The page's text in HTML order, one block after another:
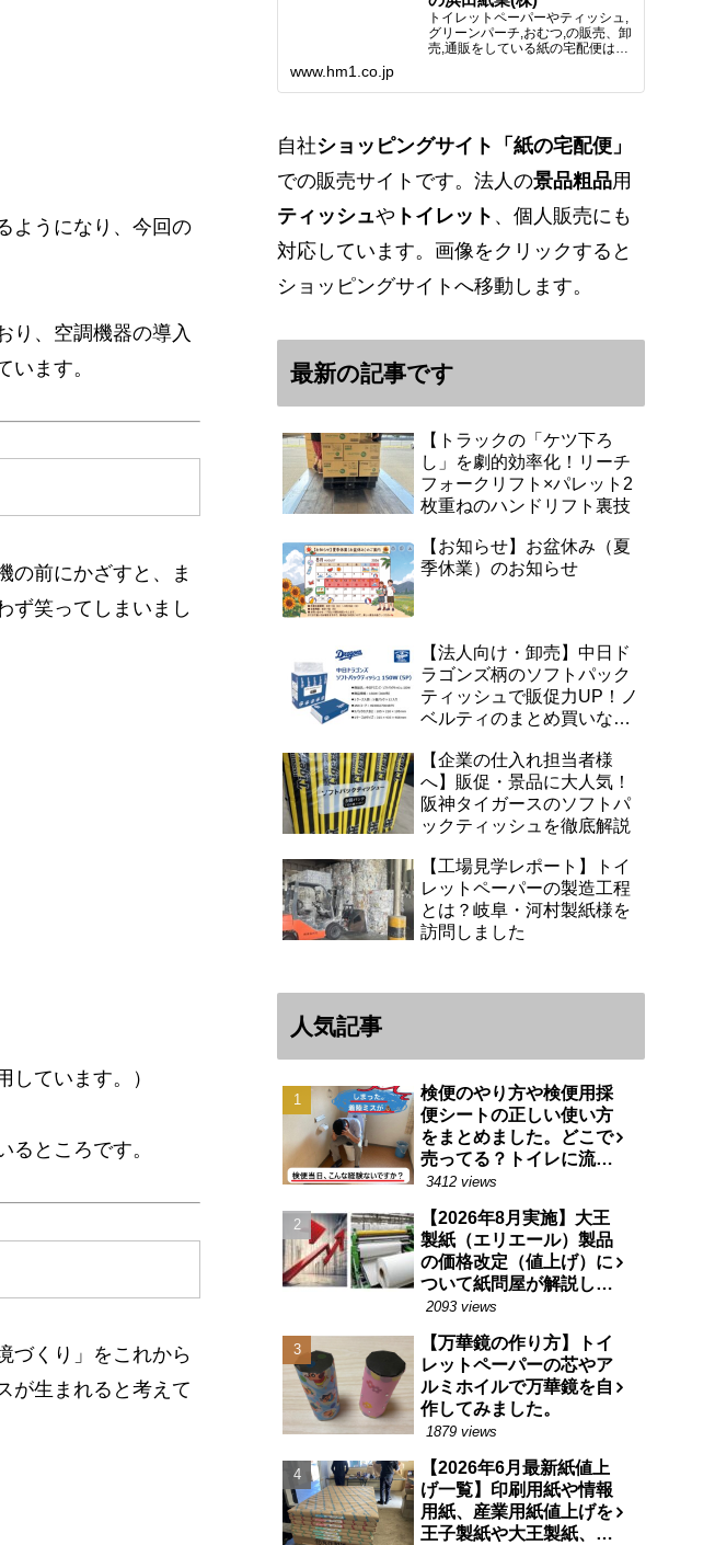
ようになり、今回の
り、空調機器の導入
ます。
の前にかざすと、ま
ず笑ってしまいまし
ています。）
ところです。
づくり」をこれから
が生まれると考えて
トイレットペーパーやティッシュ,
グリーンパーチ,おむつ,の販売、卸
売,通販をしている紙の宅配便は創
ト決済各種対応しています。歴史
www.hm1.co.jp
自社ショッピングサイト「紙の宅配便」
での販売サイトです。法人の景品粗品用
ティッシュや トイレット 、個人販売にも
対応しています。画像をクリックすると
ショッピングサイトへ移動します。
最新の記事です
【トラックの「ケツ下ろ
し」を劇的効率化！リーチ
フォークリフト×パレット2
枚重ねのハンドリフト裏技
【お知らせ】お盆休み（夏
季休業）のお知らせ
【法人向け・卸売】中日ド
ラゴンズ柄のソフトパック
ティッシュで販促力UP！ノ
ベルティのまとめ買いなら
【企業の仕入れ担当者様
へ】販促・景品に大人気！
阪神タイガースのソフトパ
ックティッシュを徹底解説
【工場見学レポート】トイ
レットペーパーの製造工程
とは？岐阜・河村製紙様を
訪問しました
人気記事
検便のやり方や検便用採
便シートの正しい使い方
をまとめました。どこで
売ってる？トイレに流せ
る特殊な紙です。
3412 views
【2026年8月実施】大王
製紙（エリエール）製品
の価格改定（値上げ）に
ついて紙問屋が解説しま
す
2093 views
【万華鏡の作り方】トイ
レットペーパーの芯やア
ルミホイルで万華鏡を自
作してみました。
1879 views
【2026年6月最新紙値上
げ一覧】印刷用紙や情報
用紙、産業用紙値上げを
王子製紙や大王製紙、日